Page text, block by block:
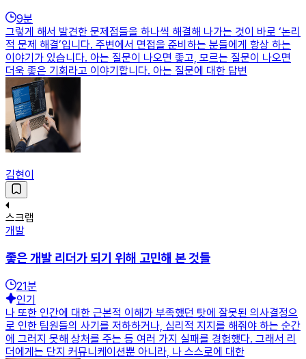
9분
그렇게 해서 발견한 문제점들을 하나씩 해결해 나가는 것이 바로 ‘논리
적 문제 해결’입니다. 주변에서 면접을 준비하는 분들에게 항상 하는
이야기가 있습니다. 아는 질문이 나오면 좋고, 모르는 질문이 나오면
더욱 좋은 기회라고 이야기합니다. 아는 질문에 대한 답변
김현이
스크랩
개발
좋은 개발 리더가 되기 위해 고민해 본 것들
21분
인기
나 또한 인간에 대한 근본적 이해가 부족했던 탓에 잘못된 의사결정으
로 인한 팀원들의 사기를 저하하거나, 심리적 지지를 해줘야 하는 순간
에 그러지 못해 상처를 주는 등 여러 가지 실패를 경험했다. 그래서 리
더에게는 단지 커뮤니케이션뿐 아니라, 나 스스로에 대한